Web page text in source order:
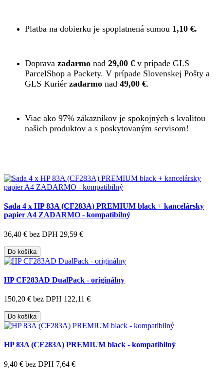
Platba na dobierku je spoplatnená sumou 1,10 €.
Doprava zadarmo nad 29,00 € v prípade GLS
ParcelShop a Packety. V prípade Slovenskej Pošty a
GLS Kuriér zadarmo nad 49,00 €.
Viac ako 97% zákazníkov je spokojných s kvalitou
našich produktov a s poskytovaným servisom!
Sada 4 x HP 83A (CF283A) PREMIUM black + kancelársky
papier A4 ZADARMO - kompatibilný
36,40 € bez DPH 29,59 €
Do košíka
HP CF283AD DualPack - originálny
150,20 € bez DPH 122,11 €
Do košíka
HP 83A (CF283A) PREMIUM black - kompatibilný
9,40 € bez DPH 7,64 €